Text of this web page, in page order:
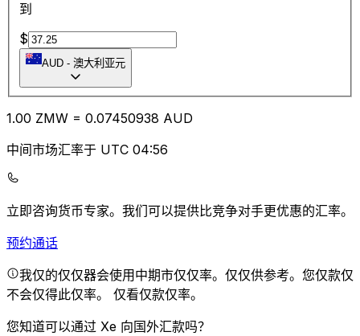
到
$
AUD - 澳大利亚元
1.00 ZMW = 0.07450938 AUD
中间市场汇率于 UTC 04:56
立即咨询货币专家。 我们可以提供比竞争对手更优惠的汇率。
预约通话
我仅的仅仅器会使用中期市仅仅率。仅仅供参考。您仅款仅
不会仅得此仅率。 仅看仅款仅率。
您知道可以通过 Xe 向国外汇款吗？